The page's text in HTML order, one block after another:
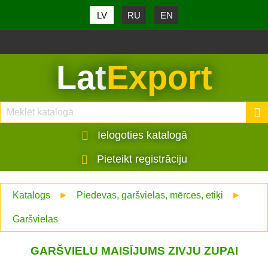
LV RU EN
LatExport
Ielogoties katalogā
Pieteikt registrāciju
Katalogs ► Piedevas, garšvielas, mērces, etiķi ►
Garšvielas
GARŠVIELU MAISĪJUMS ZIVJU ZUPAI